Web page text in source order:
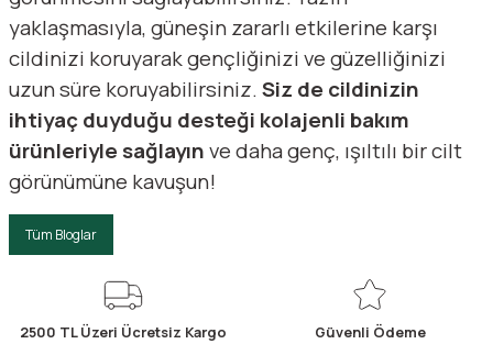
yaklaşmasıyla, güneşin zararlı etkilerine karşı
cildinizi koruyarak gençliğinizi ve güzelliğinizi
uzun süre koruyabilirsiniz.Siz de cildinizin
ihtiyaç duyduğu desteği kolajenli bakım
ürünleriyle sağlayınve daha genç, ışıltılı bir cilt
görünümüne kavuşun!
Tüm Bloglar
2500 TL Üzeri Ücretsiz Kargo Güvenli Ödeme